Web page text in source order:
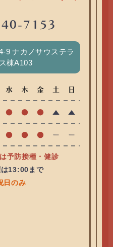
7153
9 ナカノサウステラ
棟A103
水 木 金 土 日
● ● ● ▲ ▲
● ● ● ー ー
予防接種・健診
13:00まで
日のみ